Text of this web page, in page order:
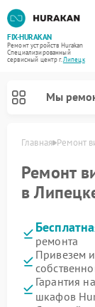
FIX-HURAKAN
Ремонт устройств Hurakan
Специализированный
cервисный центр г.Липецк
Мы
Главная Ремонт
Ремонт
в
ремонта
Привезем
Гарантия
шкафов